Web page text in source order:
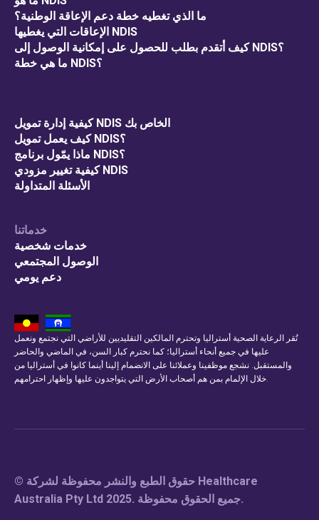
ما الذي تغطيه خطة دعم الإعاقة الوطنية؟
الإعاقات التي يغطيها NDIS
كيف أتقدم بطلب للحصول على إمكانية الوصول إلى NDIS؟
ما هي خطة NDIS؟
كيفية إدارة تمويل NDIS الخاص بك
كيف يعمل تمويل NDIS؟
ماذا يمّول برنامج NDIS؟
كيفية تغيير مزودي NDIS
الأسئلة المتداولة
خدماتنا
خدمات شخصية
الوصول المجتمعي
دعم يومي
تُقر الرعاية الصحية أستراليا وتحترم المالكين التقليديين للأراضي التي نجتمع ونعمل
عليها في جميع أنحاء أستراليا؛ كما نحترم كبار السن، في الماضي والحاضر
والمستقبل. نشجع موظفينا وعملائنا على الانضمام إلينا أينما كانوا في أستراليا من
© حقوق الطبع والنشر محفوظة لشركة Healthcare
Australia Pty Ltd 2025. جميع الحقوق محفوظة.